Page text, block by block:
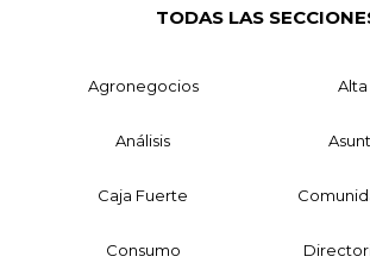
TODAS LAS
Agronegocios
Análisis
Caja Fuerte
Consumo